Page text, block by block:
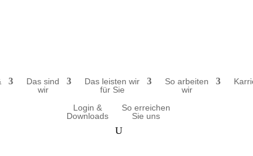
Das sind
wir
Das leis­ten wir
für Sie
So arbei­ten
wir
Login &
Downloads
So errei­chen
Sie uns